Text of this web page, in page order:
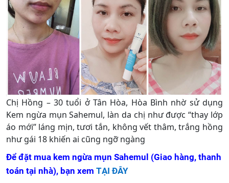
Chị Hồng – 30 tuổi ở Tân Hòa, Hòa Bình nhờ sử dụng
Kem ngừa mụn Sahemul, làn da chị như được “thay lớp
áo mới” láng mịn, tươi tắn, không vết thâm, trắng hồng
như gái 18 khiến ai cũng ngỡ ngàng
Để đặt mua kem ngừa mụn Sahemul (Giao hàng, thanh
toán tại nhà), bạn xem TẠI ĐÂY